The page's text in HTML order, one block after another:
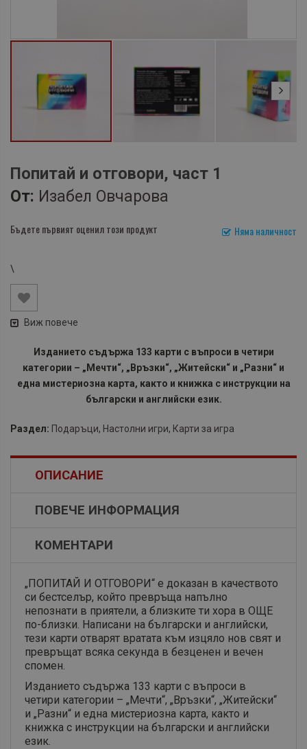
Попитай и отговори, част 1
От: Изабел Овчарова
Няма наличност
Бъдете първият оценил този продукт
\
Виж повече
Изданието съдържа 133 карти с въпроси в четири
категории – „Мечти“, „Връзки“, „Житейски“ и „Разни“ и
една мистериозна карта, както и книжка с инструкции на
български и английски език.
Раздел: Подаръци, Настолни игри, Карти за игра
ОПИСАНИЕ
ПОВЕЧЕ ИНФОРМАЦИЯ
КОМЕНТАРИ
„ПОПИТАЙ И ОТГОВОРИ“ е доказан в качеството
си бестселър, който превръща напълно
непознати в приятели, а близките ти хора в ОЩЕ
по-близки. Написани на български и английски,
тези карти отварят вратата към изцяло нов свят и
превръщат всяка секунда в безценен и вечен
спомен.
Изданието съдържа 133 карти с въпроси в
четири категории – „Мечти“, „Връзки“, „Житейски“
и „Разни“ и една мистериозна карта, както и
книжка с инструкции на български и английски
език.